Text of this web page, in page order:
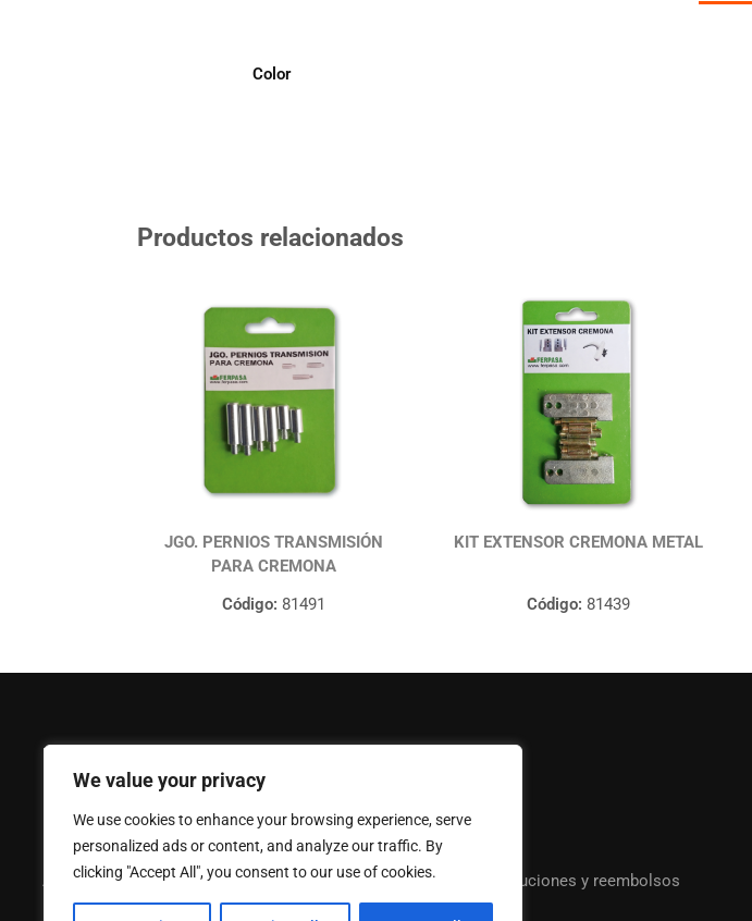
We value your privacy
We use cookies to enhance your browsing experience, serve
personalized ads or content, and analyze our traffic. By
clicking "Accept All", you consent to our use of cookies.
Color
Productos relacionados
JGO. PERNIOS TRANSMISIÓN
PARA CREMONA
Código: 81491
KIT EXTENSOR CREMONA METAL
Código: 81439
FERPASA
Empresa
Noticias
Política de privacidad
Aviso legal
Contáctanos
Catálogo
Política de devoluciones y reembolsos